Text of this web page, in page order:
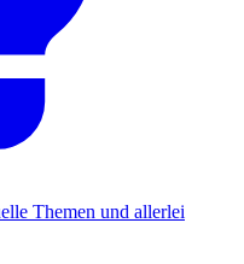
Themen und allerlei